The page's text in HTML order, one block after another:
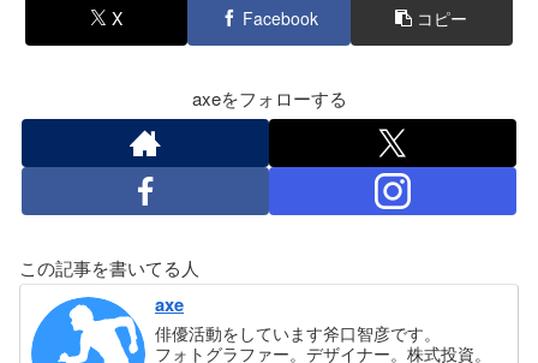
X Facebook コピー
axeをフォローする
この記事を書いてる人
axe
俳優活動をしています斧口智彦です。
フォトグラファー。デザイナー。株式投資。